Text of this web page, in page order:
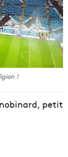
!
petit